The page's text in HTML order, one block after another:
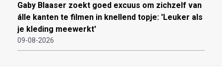
Gaby Blaaser zoekt goed excuus om zichzelf van
álle kanten te filmen in knellend topje: 'Leuker als
je kleding meewerkt'
09-08-2026